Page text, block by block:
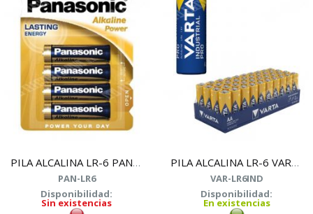
PILA ALCALINA LR-6 PANASONIC BRONZE
PAN-LR6
Disponibilidad:
Sin existencias
PILA ALCALINA LR-6 VARTA INDUSTRIAL
VAR-LR6IND
Disponibilidad:
En existencias